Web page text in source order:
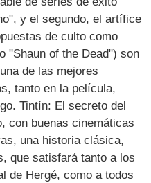
y el segundo, el artífice
de culto como
"Shaun of the Dead") son
de las mejores
tanto en la película,
Tintín: El secreto del
con buenas cinemáticas
una historia clásica,
que satisfará tanto a los
de Hergé, como a todos